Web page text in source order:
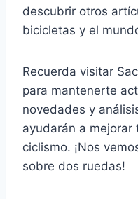
descubrir otros
bicicletas y el
Recuerda visitar
para mantenerte
novedades y
ayudarán a mejorar
ciclismo. ¡Nos
sobre dos ruedas!